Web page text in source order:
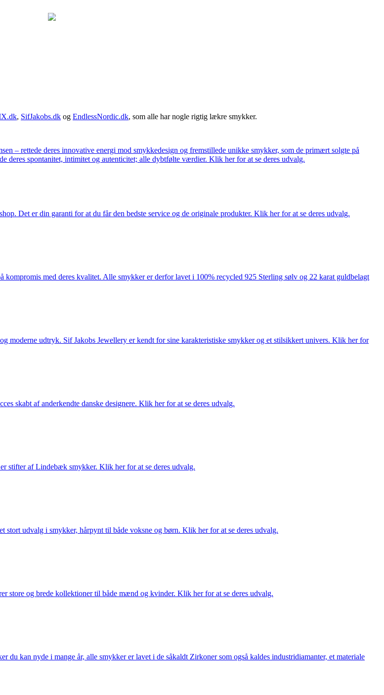
, SifJakobs.dk og EndlessNordic.dk, som alle har nogle rigtig lækre smykker.
– rettede deres innovative energi mod smykkedesign og fremstillede unikke smykker, som de primært solgte på
deres spontanitet, intimitet og autenticitet; alle dybtfølte værdier. Klik her for at se deres udvalg.
Det er din garanti for at du får den bedste service og de originale produkter. Klik her for at se deres udvalg.
med deres kvalitet. Alle smykker er derfor lavet i 100% recycled 925 Sterling sølv og 22 karat guldbelagt
moderne udtryk. Sif Jakobs Jewellery er kendt for sine karakteristiske smykker og et stilsikkert univers. Klik her for
skabt af anderkendte danske designere. Klik her for at se deres udvalg.
stifter af Lindebæk smykker. Klik her for at se deres udvalg.
stort udvalg i smykker, hårpynt til både voksne og børn. Klik her for at se deres udvalg.
store og brede kollektioner til både mænd og kvinder. Klik her for at se deres udvalg.
du kan nyde i mange år, alle smykker er lavet i de såkaldt Zirkoner som også kaldes industridiamanter, et materiale